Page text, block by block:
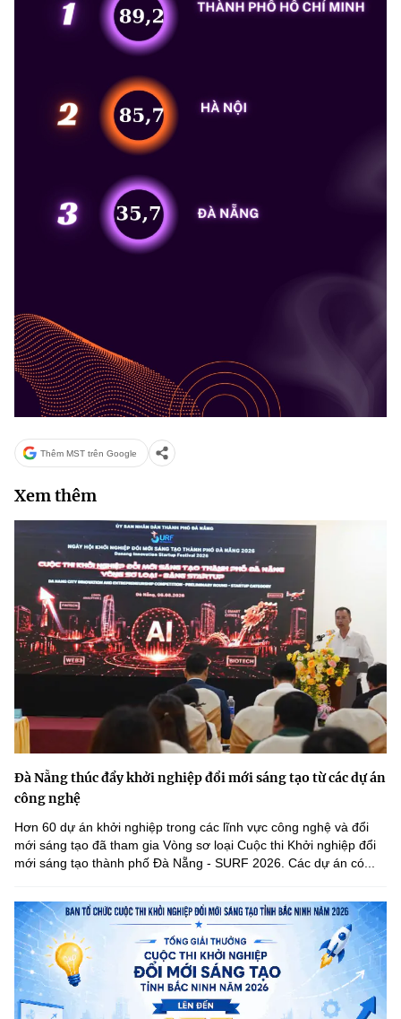
Chọn ngôn ngữ
Vietnamese
BỘ KHOA HỌC VÀ CÔNG NGHỆ
MINISTRY OF SCIENCE AND TECHNOLOGY
Điều khoản sử dụng Theo dõi MST:
Cơ quan chủ quản: Bộ Khoa học và Công nghệ (MST)
Địa chỉ: Ban Biên tập Cổng TTĐT - 18 Nguyễn Du, TP. Hà Nội
Điện thoại: 024 3936 9506
Email:stc@mst.gov.vn
©2026 Bản quyền thuộc Bộ Khoa Học và Công Nghệ
(Ghi rõ nguồn "https://mst.gov.vn" khi phát hành lại thông tin từ
Thêm MST trên Google
Xem thêm
Đà Nẵng thúc đẩy khởi nghiệp đổi mới sáng tạo từ các dự án
công nghệ
Hơn 60 dự án khởi nghiệp trong các lĩnh vực công nghệ và đổi
mới sáng tạo đã tham gia Vòng sơ loại Cuộc thi Khởi nghiệp đổi
mới sáng tạo thành phố Đà Nẵng - SURF 2026. Các dự án có...